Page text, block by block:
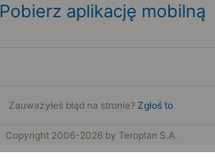
Pobierz aplikację mobilną
Zauważyłeś błąd na stronie? Zgłoś to
Copyright 2006-2026 by Teroplan S.A.